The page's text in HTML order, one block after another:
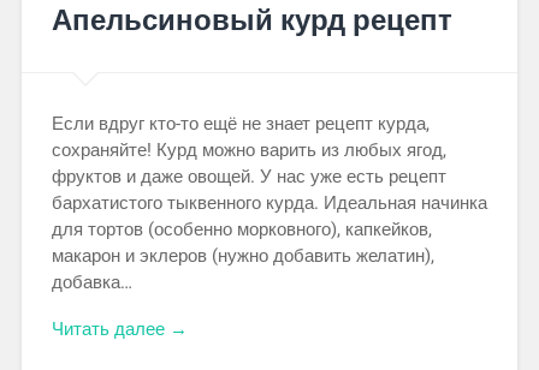
Апельсиновый курд рецепт
Если вдруг кто-то ещё не знает рецепт курда,
сохраняйте! Курд можно варить из любых ягод,
фруктов и даже овощей. У нас уже есть рецепт
бархатистого тыквенного курда. Идеальная начинка
для тортов (особенно морковного), капкейков,
макарон и эклеров (нужно добавить желатин),
добавка…
Читать далее →